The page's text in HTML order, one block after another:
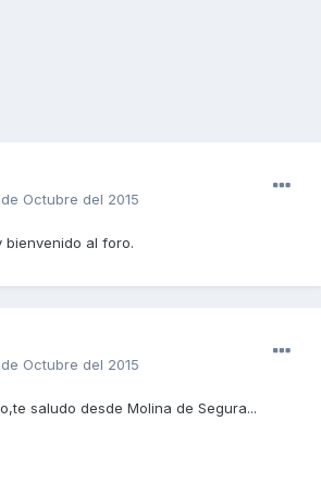
Octubre del 2015
bienvenido al foro.
Octubre del 2015
saludo desde Molina de Segura...